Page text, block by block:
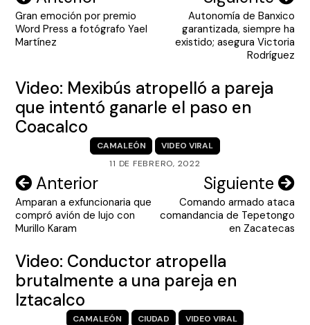
de
entradas
Gran emoción por premio
Word Press a fotógrafo Yael
Martínez
Autonomía de Banxico
garantizada, siempre ha
existido; asegura Victoria
Rodríguez
Video: Mexibús atropelló a pareja
que intentó ganarle el paso en
Coacalco
CAMALEÓN
VIDEO VIRAL
11 DE FEBRERO, 2022
Navegación
de
entradas
Anterior
Amparan a exfuncionaria que
compró avión de lujo con
Murillo Karam
Siguiente
Comando armado ataca
comandancia de Tepetongo
en Zacatecas
Video: Conductor atropella
brutalmente a una pareja en
Iztacalco
CAMALEÓN CIUDAD
VIDEO VIRAL